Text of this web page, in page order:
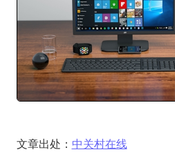
文章出处： 中关村在线